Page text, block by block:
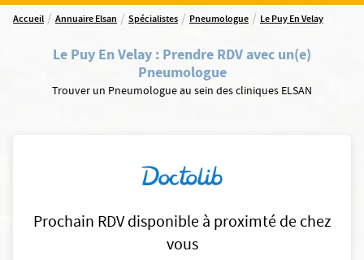
Accueil / Annuaire Elsan / Spécialistes / Pneumologue / Le Puy En Velay
Le Puy En Velay : Prendre RDV avec un(e)
Pneumologue
Trouver un Pneumologue au sein des cliniques ELSAN
Prochain RDV disponible à proximté de chez
vous